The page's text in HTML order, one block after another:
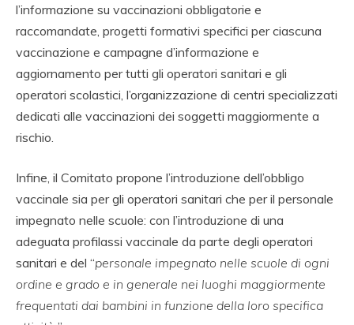
l’informazione su vaccinazioni obbligatorie e
raccomandate, progetti formativi specifici per ciascuna
vaccinazione e campagne d’informazione e
aggiornamento per tutti gli operatori sanitari e gli
operatori scolastici, l’organizzazione di centri specializzati
dedicati alle vaccinazioni dei soggetti maggiormente a
rischio.
Infine, il Comitato propone l’introduzione dell’obbligo
vaccinale sia per gli operatori sanitari che per il personale
impegnato nelle scuole: con l’introduzione di una
adeguata profilassi vaccinale da parte degli operatori
sanitari e del “personale impegnato nelle scuole di ogni
ordine e grado e in generale nei luoghi maggiormente
frequentati dai bambini in funzione della loro specifica